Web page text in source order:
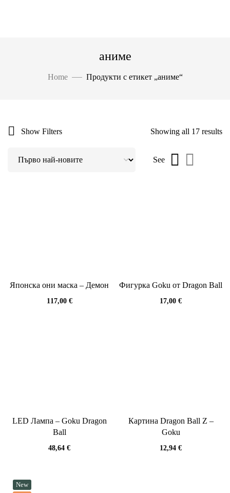
аниме
Home Продукти с етикет „аниме“
Show Filters Showing all 17 results
See
Японска они маска – Демон
117,00 €
Фигурка Goku от Dragon Ball
17,00 €
LED Лампа – Goku Dragon
Ball
48,64 €
Картина Dragon Ball Z –
Goku
12,94 €
New